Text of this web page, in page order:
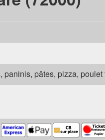
paninis, pâtes, pizza,